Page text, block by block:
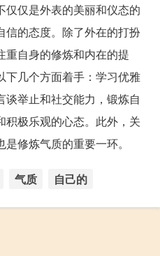
仅仅是外表的美丽和仪态的
信的态度。除了外在的打扮
重自身的修炼和内在的提
下几个方面着手：学习优雅
谈举止和社交能力，锻炼自
积极乐观的心态。此外，关
修炼气质的重要一环。
气质 自己的